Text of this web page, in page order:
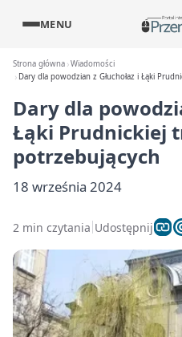
MENU
Strona główna Wiadomości
Dary dla powodzian z Głuchołaz i Łąki
Dary dla
Łąki Prudnickiej
potrzebujących
18 września 2024
2 min czytania Udostępnij